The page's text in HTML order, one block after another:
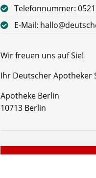
Telefonnummer:
E-Mail:
Wir freuen uns auf Sie!
Ihr Deutscher Apotheker
Apotheke Berlin
10713 Berlin